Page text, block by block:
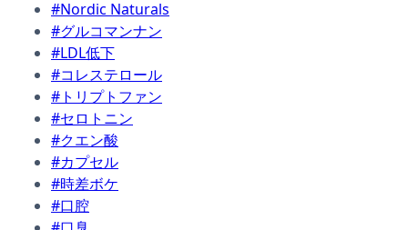
#Nordic Naturals
#グルコマンナン
#LDL低下
#コレステロール
#トリプトファン
#セロトニン
#クエン酸
#カプセル
#時差ボケ
#口腔